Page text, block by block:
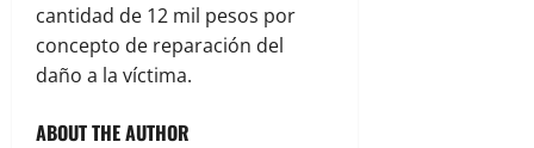
cantidad de 12 mil pesos por
concepto de reparación del
daño a la víctima.
ABOUT THE AUTHOR